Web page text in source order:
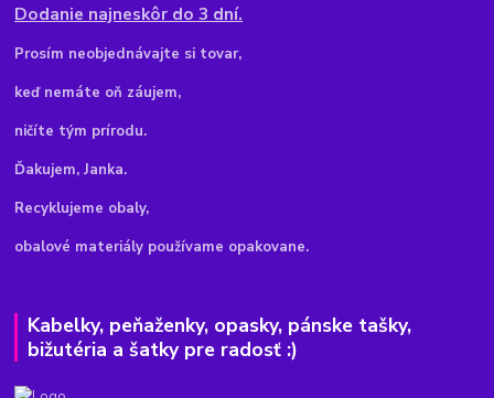
Dodanie najneskôr do 3 dní.
Prosím neobjednávajte si tovar,
keď nemáte oň záujem,
ničíte tým prírodu.
Ďakujem, Janka.
Recyklujeme obaly,
obalové materiály používame opakovane.
Kabelky, peňaženky, opasky, pánske tašky,
bižutéria a šatky pre radosť :)